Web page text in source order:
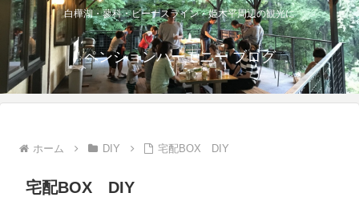
白樺湖・蓼科・ビーナスライン・姫木平周辺の観光に
ペンションハーモニー ブログ
ホーム DIY 宅配BOX DIY
宅配BOX DIY